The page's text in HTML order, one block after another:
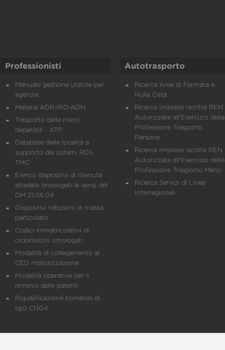
Professionisti
Manuale gestione utenze per
agenzie
Materia ADR-RID-ADN
Trasporto delle merci
deperibili - ATP
Database delle località a
supporto dei sistemi RDS
TMC
Elenco dispositivi di ritenuta
stradale omologati ai sensi del
DM 21.06.04
Dispositivi riduzioni di massa
particolato
Codici immatricolativi di
ciclomotori omologati
Modalità di collegamento al
CED motorizzazione
Modalità operative per il
rinnovo delle patenti
Riqualificazione bombole di
tipo CNG4
Autotrasporto
Ricerca Aree di Fermata e
Nulla Osta
Ricerca Imprese Iscritte REN
Autorizzate all'Esercizio della
Professione Trasporto
Persone
Ricerca Imprese iscritte REN
Autorizzate all'Esercizio della
Professione Trasporto Merci
Ricerca Servizi di Linea
Interregionali